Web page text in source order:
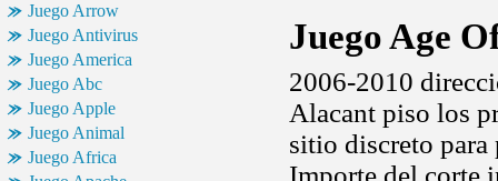
Juego Arrow
Juego Antivirus
Juego America
Juego Abc
Juego Apple
Juego Animal
Juego Africa
Juego Age
2006-2010
Alacant piso los
sitio discreto
Importe del corte